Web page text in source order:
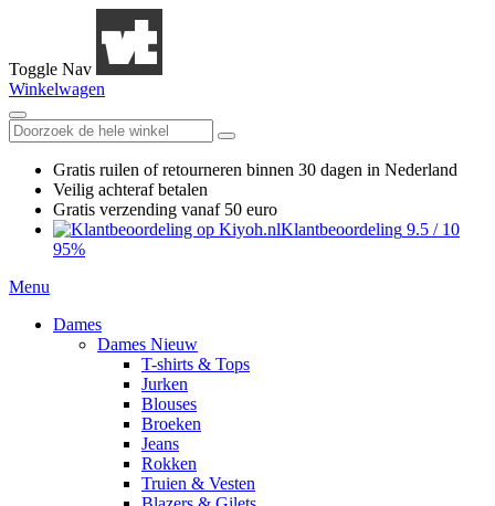
Toggle Nav
Winkelwagen
Gratis ruilen of retourneren binnen 30 dagen in Nederland
Veilig achteraf betalen
Gratis verzending vanaf 50 euro
Klantbeoordeling 9.5 / 10
95%
Menu
Dames
Dames Nieuw
T-shirts & Tops
Jurken
Blouses
Broeken
Jeans
Rokken
Truien & Vesten